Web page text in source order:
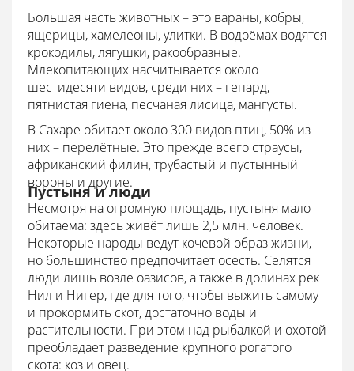
Большая часть животных – это вараны, кобры,
ящерицы, хамелеоны, улитки. В водоёмах водятся
крокодилы, лягушки, ракообразные.
Млекопитающих насчитывается около
шестидесяти видов, среди них – гепард,
пятнистая гиена, песчаная лисица, мангусты.
В Сахаре обитает около 300 видов птиц, 50% из
них – перелётные. Это прежде всего страусы,
африканский филин, трубастый и пустынный
вороны и другие.
Пустыня и люди
Несмотря на огромную площадь, пустыня мало
обитаема: здесь живёт лишь 2,5 млн. человек.
Некоторые народы ведут кочевой образ жизни,
но большинство предпочитает осесть. Селятся
люди лишь возле оазисов, а также в долинах рек
Нил и Нигер, где для того, чтобы выжить самому
и прокормить скот, достаточно воды и
растительности. При этом над рыбалкой и охотой
преобладает разведение крупного рогатого
скота: коз и овец.